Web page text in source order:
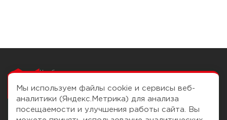
Чтобы вам легко
Мы используем файлы cookie и сервисы веб-
аналитики (Яндекс.Метрика) для анализа
посещаемости и улучшения работы сайта. Вы